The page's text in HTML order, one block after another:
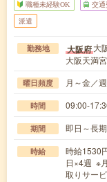
職種未経験OK 交通
派遣
勤務地 大阪府大
大阪天満
曜日頻度 月～金／
時間 09:00-
期間 即日～長
時給
時給1530
日×4週 ※
取りサー